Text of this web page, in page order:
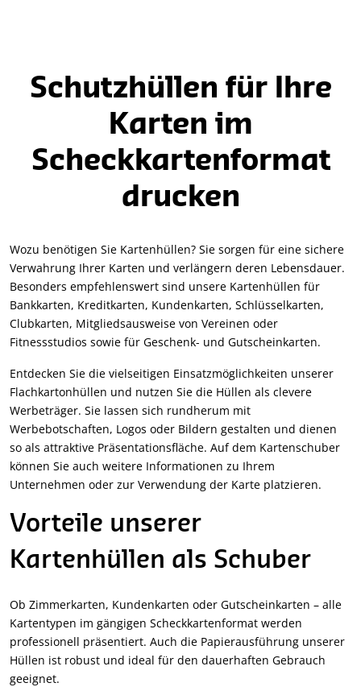
Schutzhüllen für Ihre
Karten im
Scheckkartenformat
drucken
Wozu benötigen Sie Kartenhüllen? Sie sorgen für eine sichere
Verwahrung Ihrer Karten und verlängern deren Lebensdauer.
Besonders empfehlenswert sind unsere Kartenhüllen für
Bankkarten, Kreditkarten, Kundenkarten, Schlüsselkarten,
Clubkarten, Mitgliedsausweise von Vereinen oder
Fitnessstudios sowie für Geschenk- und Gutscheinkarten.
Entdecken Sie die vielseitigen Einsatzmöglichkeiten unserer
Flachkartonhüllen und nutzen Sie die Hüllen als clevere
Werbeträger. Sie lassen sich rundherum mit
Werbebotschaften, Logos oder Bildern gestalten und dienen
so als attraktive Präsentationsfläche. Auf dem Kartenschuber
können Sie auch weitere Informationen zu Ihrem
Unternehmen oder zur Verwendung der Karte platzieren.
Vorteile unserer
Kartenhüllen als Schuber
Ob Zimmerkarten, Kundenkarten oder Gutscheinkarten – alle
Kartentypen im gängigen Scheckkartenformat werden
professionell präsentiert. Auch die Papierausführung unserer
Hüllen ist robust und ideal für den dauerhaften Gebrauch
geeignet.